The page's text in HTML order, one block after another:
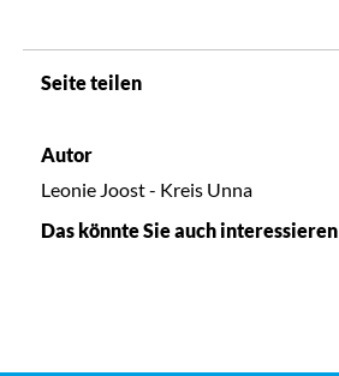
Seite teilen
Autor
Leonie Joost - Kreis Unna
Das könnte Sie auch interessieren